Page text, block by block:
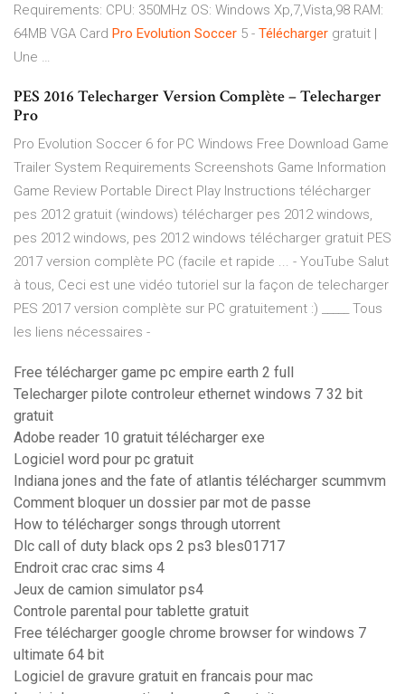
Requirements: CPU: 350MHz OS: Windows Xp,7,Vista,98 RAM:
64MB VGA Card Pro Evolution Soccer 5 - Télécharger gratuit |
Une …
PES 2016 Telecharger Version Complète – Telecharger
Pro
Pro Evolution Soccer 6 for PC Windows Free Download Game
Trailer System Requirements Screenshots Game Information
Game Review Portable Direct Play Instructions télécharger
pes 2012 gratuit (windows) télécharger pes 2012 windows,
pes 2012 windows, pes 2012 windows télécharger gratuit PES
2017 version complète PC (facile et rapide ... - YouTube Salut
à tous, Ceci est une vidéo tutoriel sur la façon de telecharger
PES 2017 version complète sur PC gratuitement :) _____ Tous
les liens nécessaires -
Free télécharger game pc empire earth 2 full
Telecharger pilote controleur ethernet windows 7 32 bit
gratuit
Adobe reader 10 gratuit télécharger exe
Logiciel word pour pc gratuit
Indiana jones and the fate of atlantis télécharger scummvm
Comment bloquer un dossier par mot de passe
How to télécharger songs through utorrent
Dlc call of duty black ops 2 ps3 bles01717
Endroit crac crac sims 4
Jeux de camion simulator ps4
Controle parental pour tablette gratuit
Free télécharger google chrome browser for windows 7
ultimate 64 bit
Logiciel de gravure gratuit en francais pour mac